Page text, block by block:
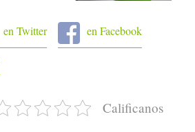
en Twitter
en Facebook
Calificanos